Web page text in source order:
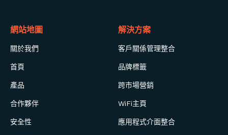
網站地圖
關於我們
首頁
產品
合作夥伴
安全性
解決方案
客戶關係管理整合
品牌標籤
跨市場營銷
WiFi主頁
應用程式介面整合